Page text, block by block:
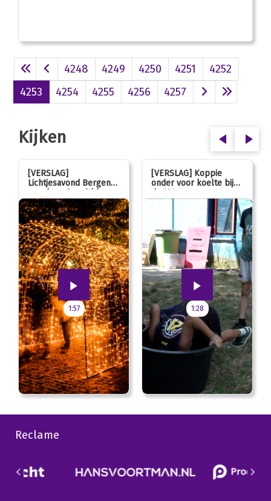
4248 4249 4250 4251
4252
4253
4254 4255 4256 4257
Kijken
[VERSLAG]
Lichtjesavond Bergen
mag kaarsjes uitblazen:
100 jarig jubileum!
1:57
[VERSLAG] Koppie
onder voor koelte bij
de JOL
1:28
Reclame